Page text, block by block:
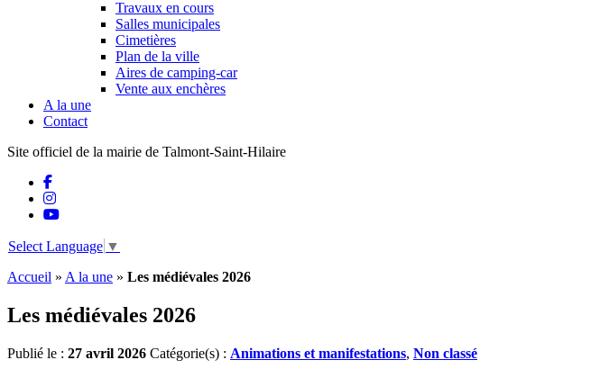
Travaux en cours
Salles municipales
Cimetières
Plan de la ville
Aires de camping-car
Vente aux enchères
A la une
Contact
Site officiel de la mairie de Talmont-Saint-Hilaire
Select Language ▼
Accueil » A la une » Les médiévales 2026
Les médiévales 2026
Publié le : 27 avril 2026 Catégorie(s) : Animations et manifestations, Non classé